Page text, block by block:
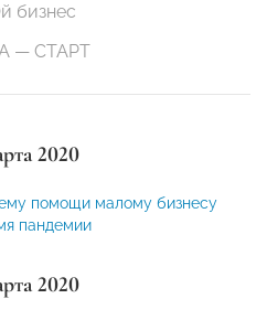
бизнес
— СТАРТ
2020
помощи малому бизнесу
пандемии
2020